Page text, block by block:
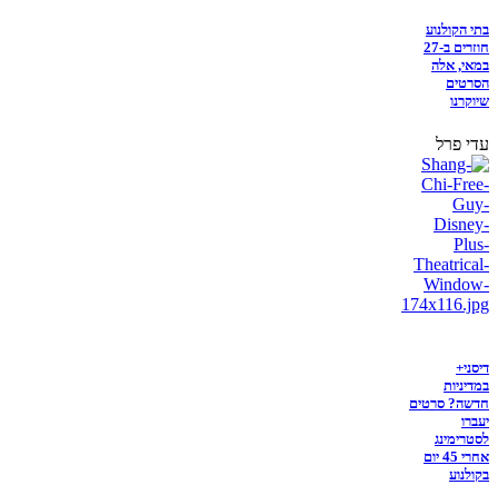
בתי הקולנוע
חוזרים ב-27
במאי, אלה
הסרטים
שיוקרנו
עדי פרל
דיסני+
במדיניות
חדשה? סרטים
יעברו
לסטרימינג
אחרי 45 יום
בקולנוע